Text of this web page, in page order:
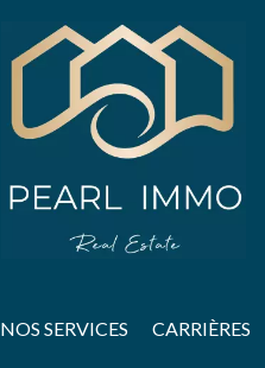
NOS SERVICES CARRIÈRES